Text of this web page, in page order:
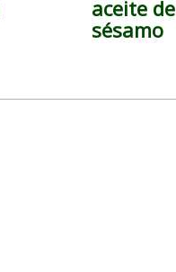
aceite de
sésamo